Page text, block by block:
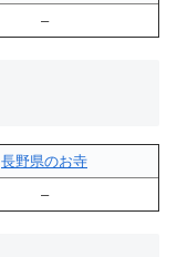
–
長野県のお寺
–